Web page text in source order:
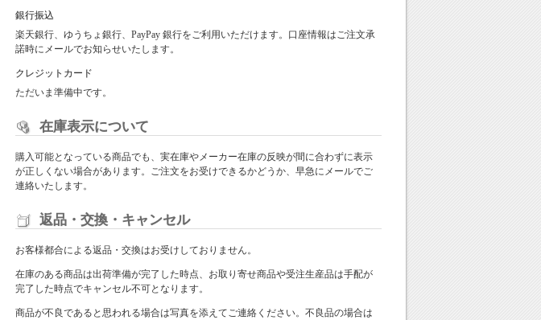
銀行振込
楽天銀行、ゆうちょ銀行、PayPay 銀行をご利用いただけます。口座情報はご注文承
諾時にメールでお知らせいたします。
クレジットカード
ただいま準備中です。
在庫表示について
購入可能となっている商品でも、実在庫やメーカー在庫の反映が間に合わずに表示
が正しくない場合があります。ご注文をお受けできるかどうか、早急にメールでご
連絡いたします。
返品・交換・キャンセル
お客様都合による返品・交換はお受けしておりません。
在庫のある商品は出荷準備が完了した時点、お取り寄せ商品や受注生産品は手配が
完了した時点でキャンセル不可となります。
商品が不良であると思われる場合は写真を添えてご連絡ください。不良品の場合は